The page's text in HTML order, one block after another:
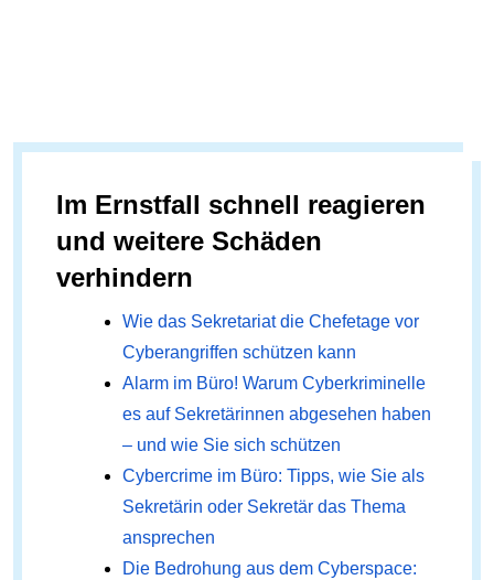
Im Ernstfall schnell reagieren
und weitere Schäden
verhindern
Wie das Sekretariat die Chefetage vor
Cyberangriffen schützen kann
Alarm im Büro! Warum Cyberkriminelle
es auf Sekretärinnen abgesehen haben
– und wie Sie sich schützen
Cybercrime im Büro: Tipps, wie Sie als
Sekretärin oder Sekretär das Thema
ansprechen
Die Bedrohung aus dem Cyberspace: